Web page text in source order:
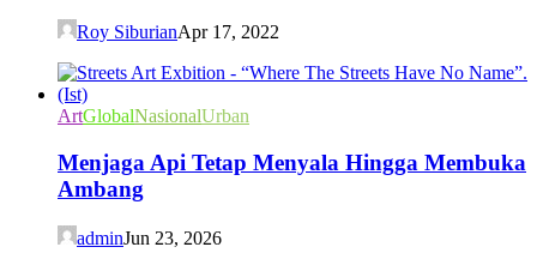
Roy SiburianApr 17, 2022
ArtGlobalNasionalUrban
Menjaga Api Tetap Menyala Hingga Membuka
Ambang
adminJun 23, 2026